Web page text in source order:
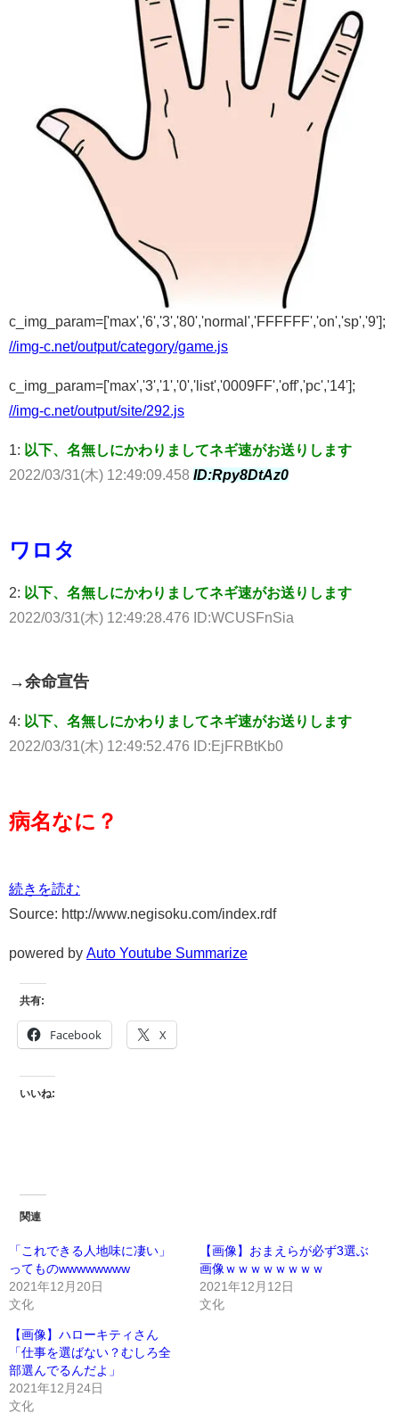
c_img_param=['max','6','3','80','normal','FFFFFF','on','sp','9'];
//img-c.net/output/category/game.js
c_img_param=['max','3','1','0','list','0009FF','off','pc','14'];
//img-c.net/output/site/292.js
1: 以下、名無しにかわりましてネギ速がお送りします
2022/03/31(木) 12:49:09.458 ID:Rpy8DtAz0
ワロタ
2: 以下、名無しにかわりましてネギ速がお送りします
2022/03/31(木) 12:49:28.476 ID:WCUSFnSia
→余命宣告
4: 以下、名無しにかわりましてネギ速がお送りします
2022/03/31(木) 12:49:52.476 ID:EjFRBtKb0
病名なに？
続きを読む
Source: http://www.negisoku.com/index.rdf
powered by Auto Youtube Summarize
共有:
Facebook X
いいね:
関連
「これできる人地味に凄い」
ってものwwwwwwww
2021年12月20日
文化
【画像】おまえらが必ず3選ぶ
画像ｗｗｗｗｗｗｗｗ
2021年12月12日
文化
【画像】ハローキティさん
「仕事を選ばない？むしろ全
部選んでるんだよ」
2021年12月24日
文化